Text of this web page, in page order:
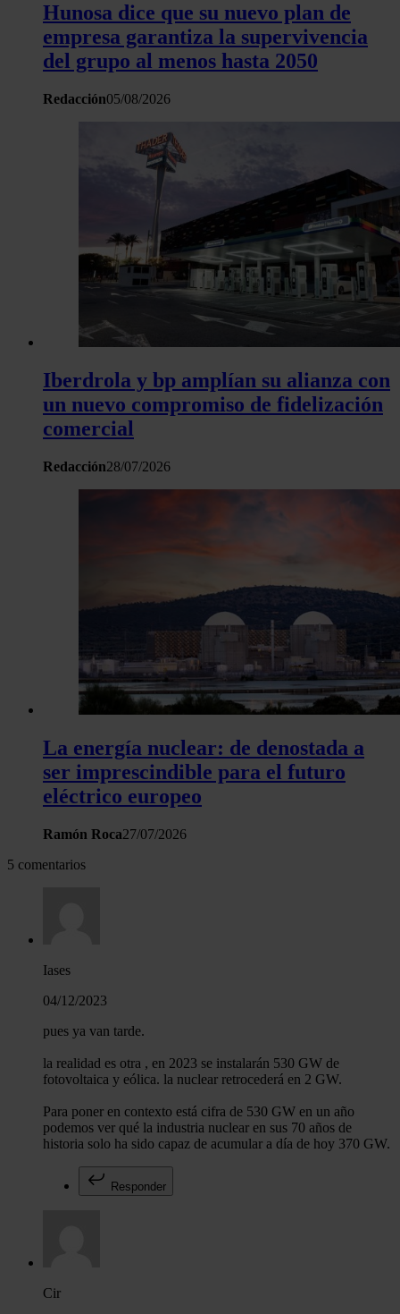
Hunosa dice que su nuevo plan de
empresa garantiza la supervivencia
del grupo al menos hasta 2050
Redacción05/08/2026
Iberdrola y bp amplían su alianza con
un nuevo compromiso de fidelización
comercial
Redacción28/07/2026
La energía nuclear: de denostada a
ser imprescindible para el futuro
eléctrico europeo
Ramón Roca27/07/2026
5 comentarios
Iases
04/12/2023
pues ya van tarde.
la realidad es otra , en 2023 se instalarán 530 GW de
fotovoltaica y eólica. la nuclear retrocederá en 2 GW.
Para poner en contexto está cifra de 530 GW en un año
podemos ver qué la industria nuclear en sus 70 años de
historia solo ha sido capaz de acumular a día de hoy 370 GW.
Responder
Cir